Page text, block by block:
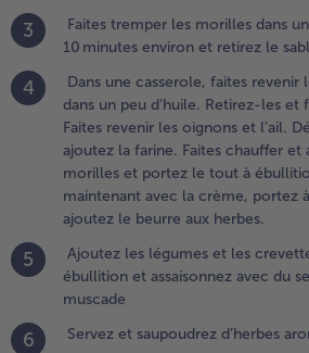
le
à
ajoutez
beurre
3
Faites tremper les morilles dans
10 minutes environ et retirez le
4
Dans une casserole, faites revenir
dans un peu d’huile. Retirez-les
Faites revenir les oignons et l’ail.
ajoutez la farine. Faites chauffer
morilles et portez le tout à
maintenant avec la crème, portez
ajoutez le beurre aux herbes.
5
Ajoutez les légumes et les
ébullition et assaisonnez avec du
muscade
6 Servez et saupoudrez d’herbes